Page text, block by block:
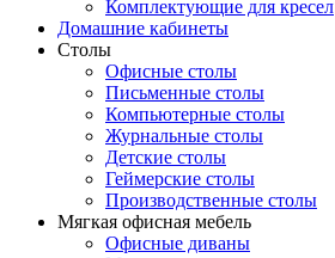
Комплектующие для кресел
Домашние кабинеты
Столы
Офисные столы
Письменные столы
Компьютерные столы
Журнальные столы
Детские столы
Геймерские столы
Производственные столы
Мягкая офисная мебель
Офисные диваны